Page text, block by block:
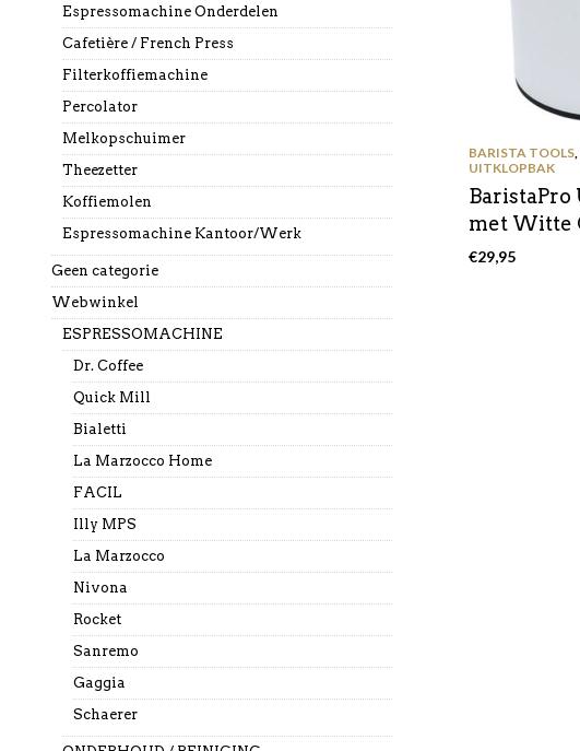
BARISTA TOOLS,
UITKLOPBAK
BaristaPro
met Witte
€29,95
Espressomachine Onderdelen
Cafetière / French Press
Filterkoffiemachine
Percolator
Melkopschuimer
Theezetter
Koffiemolen
Espressomachine Kantoor/Werk
Geen categorie
Webwinkel
ESPRESSOMACHINE
Dr. Coffee
Quick Mill
Bialetti
La Marzocco Home
FACIL
Illy MPS
La Marzocco
Nivona
Rocket
Sanremo
Gaggia
Schaerer